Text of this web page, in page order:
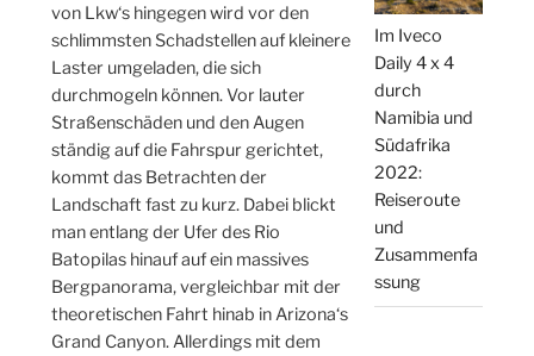
von Lkw‘s hingegen wird vor den
schlimmsten Schadstellen auf kleinere
Laster umgeladen, die sich
durchmogeln können. Vor lauter
Straßenschäden und den Augen
ständig auf die Fahrspur gerichtet,
kommt das Betrachten der
Landschaft fast zu kurz. Dabei blickt
man entlang der Ufer des Rio
Batopilas hinauf auf ein massives
Bergpanorama, vergleichbar mit der
theoretischen Fahrt hinab in Arizona‘s
Grand Canyon. Allerdings mit dem
Im Iveco
Daily 4 x 4
durch
Namibia und
Südafrika
2022:
Reiseroute
und
Zusammenfa
ssung